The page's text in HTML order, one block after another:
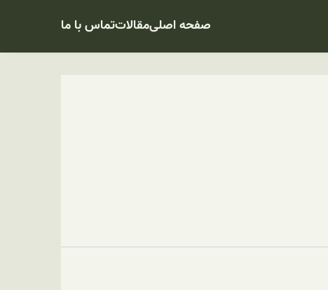
صفحه اصلیمقالاتتماس با ما